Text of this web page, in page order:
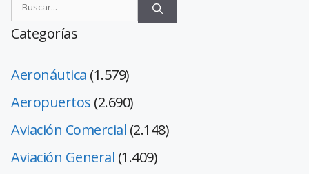
Categorías
Aeronáutica (1.579)
Aeropuertos (2.690)
Aviación Comercial (2.148)
Aviación General (1.409)